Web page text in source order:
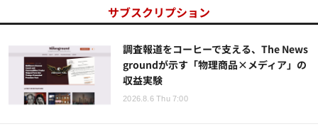
サブスクリプション
調査報道をコーヒーで支える、The News
groundが示す「物理商品×メディア」の
収益実験
2026.8.6 Thu 7:00